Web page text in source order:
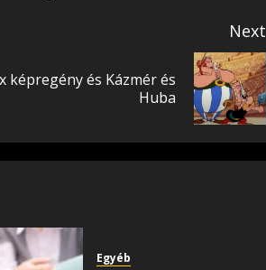
Next
képregény és Kázmér és
Huba
Egyéb